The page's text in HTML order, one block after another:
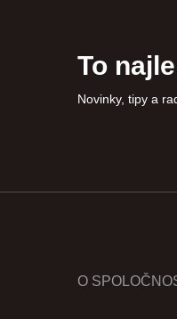
To
Novinky, tipy a
O